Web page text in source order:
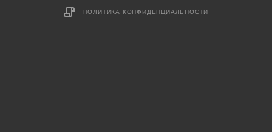
ПОЛИТИКА КОНФИДЕНЦИАЛЬНОСТИ